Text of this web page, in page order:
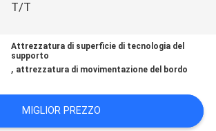
T/T
Attrezzatura di superficie di tecnologia del
supporto
, attrezzatura di movimentazione del bordo
MIGLIOR PREZZO